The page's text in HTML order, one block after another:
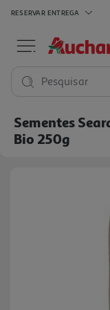
RESERVAR ENTREGA
Pesquisar
Sementes
Bio 250g